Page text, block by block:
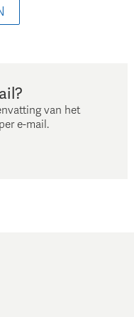
van het
e-mail.